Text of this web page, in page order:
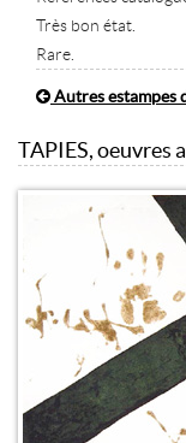
Très bon état.
Rare.
Autres estampes
TAPIES, oeuvres